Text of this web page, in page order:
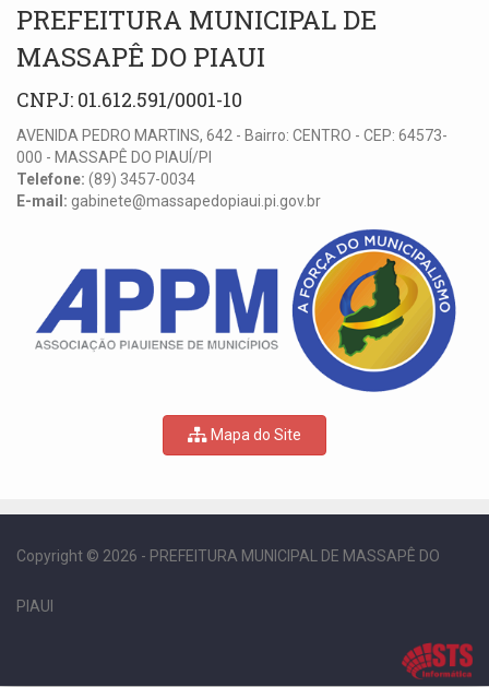
PREFEITURA MUNICIPAL DE
MASSAPÊ DO PIAUI
CNPJ: 01.612.591/0001-10
AVENIDA PEDRO MARTINS, 642 - Bairro: CENTRO - CEP: 64573-
000 - MASSAPÊ DO PIAUÍ/PI
Telefone: (89) 3457-0034
E-mail: gabinete@massapedopiaui.pi.gov.br
Mapa do Site
Copyright © 2026 - PREFEITURA MUNICIPAL DE MASSAPÊ DO
PIAUI